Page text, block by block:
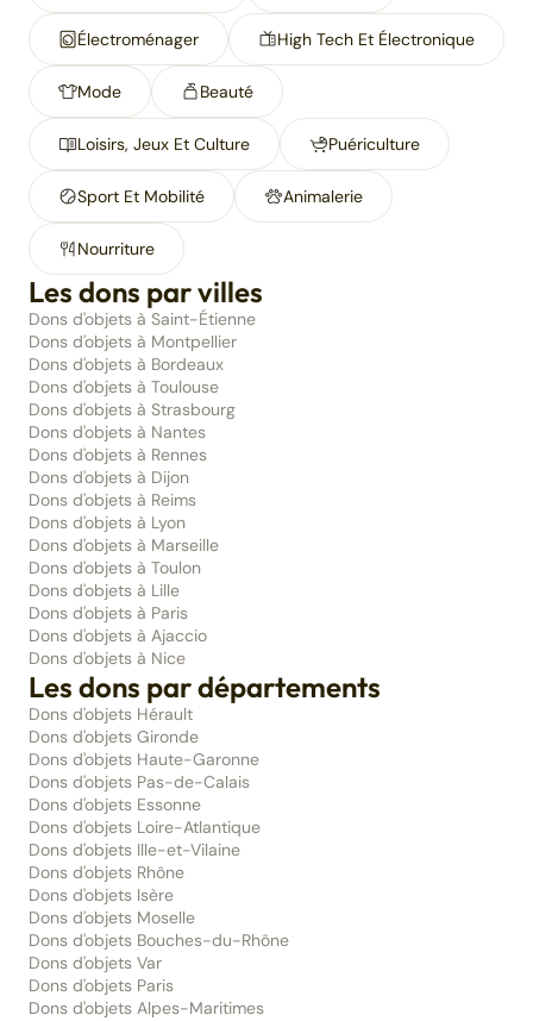
Électroménager High Tech Et Électronique
Mode Beauté
Loisirs, Jeux Et Culture Puériculture
Sport Et Mobilité Animalerie
Nourriture
Les dons par villes
Dons d'objets à Saint-Étienne
Dons d'objets à Montpellier
Dons d'objets à Bordeaux
Dons d'objets à Toulouse
Dons d'objets à Strasbourg
Dons d'objets à Nantes
Dons d'objets à Rennes
Dons d'objets à Dijon
Dons d'objets à Reims
Dons d'objets à Lyon
Dons d'objets à Marseille
Dons d'objets à Toulon
Dons d'objets à Lille
Dons d'objets à Paris
Dons d'objets à Ajaccio
Dons d'objets à Nice
Les dons par départements
Dons d'objets Hérault
Dons d'objets Gironde
Dons d'objets Haute-Garonne
Dons d'objets Pas-de-Calais
Dons d'objets Essonne
Dons d'objets Loire-Atlantique
Dons d'objets Ille-et-Vilaine
Dons d'objets Rhône
Dons d'objets Isère
Dons d'objets Moselle
Dons d'objets Bouches-du-Rhône
Dons d'objets Var
Dons d'objets Paris
Dons d'objets Alpes-Maritimes